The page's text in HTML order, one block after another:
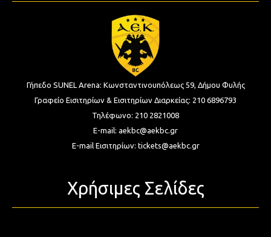
Γήπεδο SUNEL Arena: Κωνσταντινουπόλεως 59, Δήμου Φυλής
Γραφείο Εισιτηρίων & Εισιτηρίων Διαρκείας: 210 6896793
Τηλέφωνο: 210 2821008
E-mail: aekbc@aekbc.gr
E-mail Εισιτηρίων: tickets@aekbc.gr
Χρήσιμες Σελίδες